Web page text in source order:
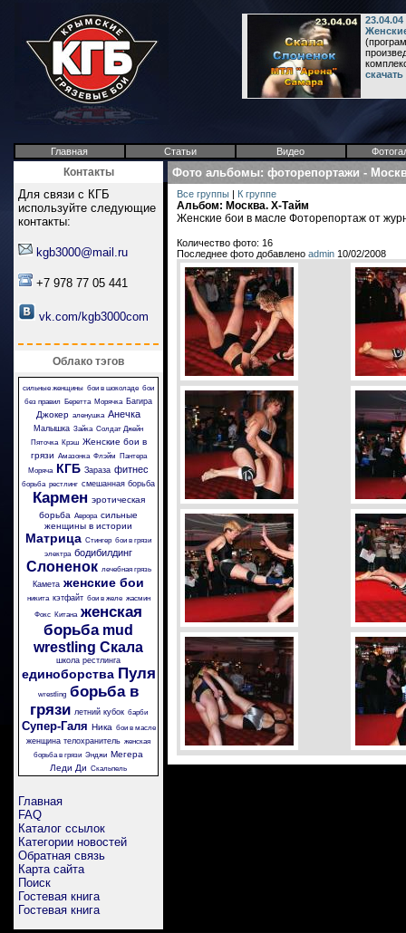
Главная Статьи Видео
Контакты
Для связи с КГБ
используйте следующие
контакты:
kgb3000@mail.ru
+7 978 77 05 441
vk.com/kgb3000com
Облако тэгов
сильные женщины бои в шоколаде бои
без правил Беретта Морячка Багира
Джокер аленушка Анечка
Малышка Зайка Солдат Джейн
Пяточка
Крэш Женские бои в
грязи Амазонка Флэйм
Пантера
Моряча КГБ Зараза фитнес
борьба рестлинг смешанная борьба
Кармен эротическая
борьба Аврора сильные
женщины в истории
Матрица Стингер бои в грязи
электра бодибилдинг
Слоненок лечебная грязь
Камета женские бои
никита кэтфайт бои в желе жасмин
Фокс Китана женская
борьба mud
wrestling Скала
школа рестлинга
единоборства Пуля
wrestling борьба в
грязи летний кубок барби
Супер-Галя Ника бои в масле
женщина телохранитель женская
борьба в грязи Энджи Мегера
Леди Ди Скальпель
Главная
FAQ
Каталог ссылок
Категории новостей
Обратная связь
Карта сайта
Поиск
Гостевая книга
Гостевая книга
Фото альбомы: фоторепортажи -
Все группы | К группе
Альбом: Москва. X-Тайм
Женские бои в масле Фоторепортаж от
Количество фото: 16
Последнее фото добавлено admin 10/02/2008